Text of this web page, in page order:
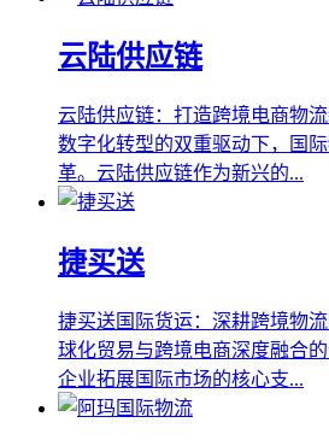
云陆供应链
云陆供应链：打造跨境电商物
数字化转型的双重驱动下，国
革。云陆供应链作为新兴的...
捷买送
捷买送国际货运：深耕跨境物
球化贸易与跨境电商深度融合
企业拓展国际市场的核心支...